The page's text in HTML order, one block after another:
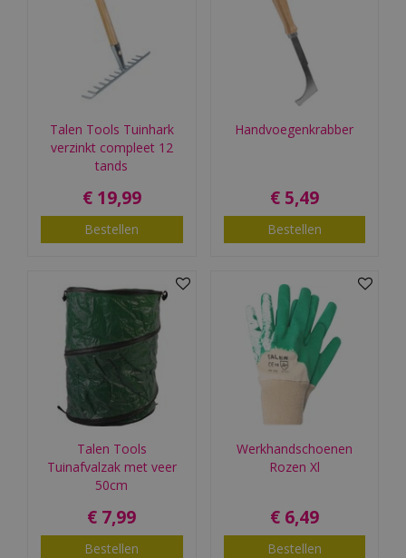
Talen Tools Tuinhark
verzinkt compleet 12
tands
€ 19,99
Bestellen
Handvoegenkrabber
€ 5,49
Bestellen
Talen Tools
Tuinafvalzak met veer
50cm
€ 7,99
Bestellen
Werkhandschoenen
Rozen Xl
€ 6,49
Bestellen